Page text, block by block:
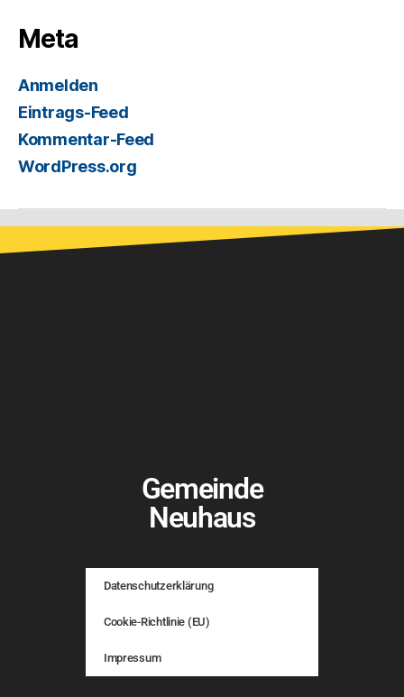
Meta
Anmelden
Eintrags-Feed
Kommentar-Feed
WordPress.org
Gemeinde
Neuhaus
Datenschutzerklärung
Cookie-Richtlinie (EU)
Impressum